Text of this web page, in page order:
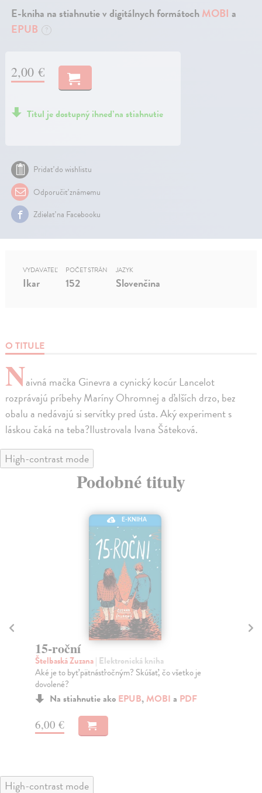
E-kniha na stiahnutie v digitálnych formátochMOBI a
EPUB
?
2,00 €
Titul je dostupný ihneď na stiahnutie
Pridať do wishlistu
Odporučiť známemu
Zdielať na Facebooku
O TITULE
Naivná mačka Ginevra a cynický kocúr Lancelot
rozprávajú príbehy Maríny Ohromnej a ďalších drzo, bez
obalu a nedávajú si servítky pred ústa. Aký experiment s
láskou čaká na teba?Ilustrovala Ivana Šáteková.
VYDAVATEĽ
Ikar
POČET STRÁN
152
JAZYK
Slovenčina
High-contrast mode
Podobné tituly
E-KNIHA
15-roční
Štelbaská Zuzana| Elektronická kniha
Aké je to byť pätnásťročným? Skúšať, čo všetko je
dovolené?
Na stiahnutie ako EPUB, MOBI a PDF
6,00 €
High-contrast mode